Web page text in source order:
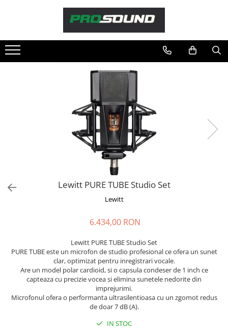
Sonorizare / PA
Instrumente Muzicale
Case-uri, rack, huse si gentiLewitt PURE TUBE Studio Set
Lewitt
6.434,00 RON
Lewitt PURE TUBE Studio Set
PURE TUBE este un microfon de studio profesional ce ofera un sunet
clar, optimizat pentru inregistrari vocale.
Are un model polar cardioid, si o capsula condeser de 1 inch ce
capteaza cu precizie vocea si elimina sunetele nedorite din
imprejurimi.
Microfonul ofera o performanta ultrasilentioasa cu un zgomot redus
de doar 7 dB (A).
IN STOC